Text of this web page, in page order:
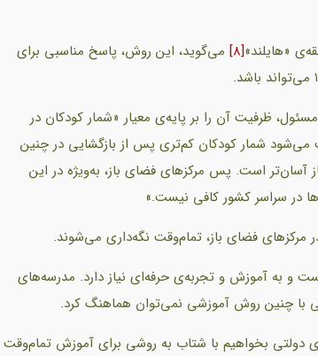
«هایلند»[8]
می‌گوید، این روش، پاسخ مناسبی برای
ظرفیت آن را بر پایه‌ی معیار «شمار کودکان در
شمار کودکان کم‌تری پس از بازگشایی در چنین
است. پس مرکزهای فضای باز، به‌ویژه در این
در سراسر کشور کافی نیست.»
مرکزهای فضای باز، تمام‌وقت نگه‌داری می‌شوند.
و به آموزش و تجربه‌ی حرفه‌ای نیاز دارد. مدرسه‌های
با چنین روش آموزشی نمی‌توان هماهنگ کرد.
دولتی بخواهیم با شتاب به روشی برای آموزش تمام‌وقت